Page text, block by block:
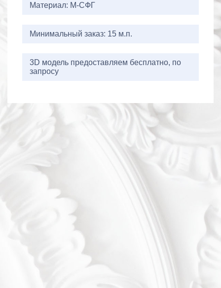
Материал: М-СФГ
Минимальный заказ: 15 м.п.
3D модель предоставляем бесплатно, по
запросу